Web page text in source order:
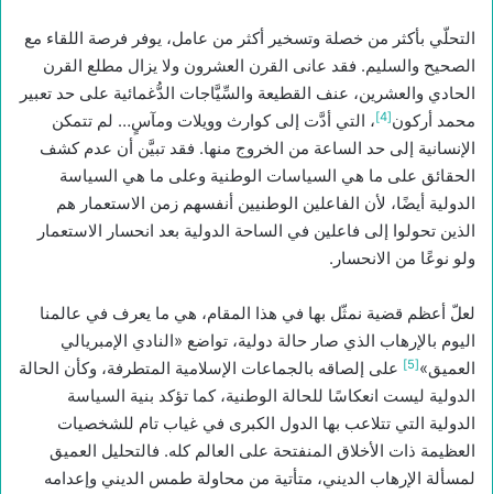
التحلّي بأكثر من خصلة وتسخير أكثر من عامل، يوفر فرصة اللقاء مع
الصحيح والسليم. فقد عانى القرن العشرون ولا يزال مطلع القرن
الحادي والعشرين، عنف القطيعة والسِّيَّاجات الدُّغمائية على حد تعبير
محمد أركون[4]
، التي أدَّت إلى كوارث وويلات ومآسٍ… لم تتمكن
الإنسانية إلى حد الساعة من الخروج منها. فقد تبيَّن أن عدم كشف
الحقائق على ما هي السياسات الوطنية وعلى ما هي السياسة
الدولية أيضًا، لأن الفاعلين الوطنيين أنفسهم زمن الاستعمار هم
الذين تحولوا إلى فاعلين في الساحة الدولية بعد انحسار الاستعمار
ولو نوعًا من الانحسار.
لعلّ أعظم قضية نمثّل بها في هذا المقام، هي ما يعرف في عالمنا
اليوم بالإرهاب الذي صار حالة دولية، تواضع «النادي الإمبريالي
العميق»[5]
على إلصاقه بالجماعات الإسلامية المتطرفة، وكأن الحالة
الدولية ليست انعكاسًا للحالة الوطنية، كما تؤكد بنية السياسة
الدولية التي تتلاعب بها الدول الكبرى في غياب تام للشخصيات
العظيمة ذات الأخلاق المنفتحة على العالم كله. فالتحليل العميق
لمسألة الإرهاب الديني، متأتية من محاولة طمس الديني وإعدامه